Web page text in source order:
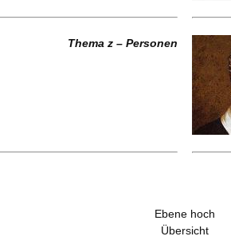
Thema z – Personen
Ebene hoch
Übersicht